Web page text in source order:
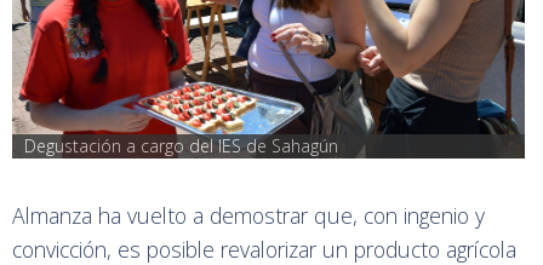
Degustación a cargo del IES de Sahagún
Almanza ha vuelto a demostrar que, con ingenio y
convicción, es posible revalorizar un producto agrícola